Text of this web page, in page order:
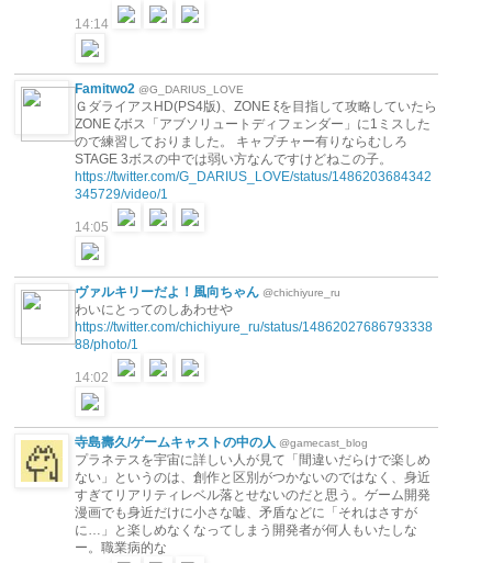
14:14
Famitwo2 @G_DARIUS_LOVE
ＧダライアスHD(PS4版)、ZONE ξを目指して攻略していたら
ZONE ζボス「アブソリュートディフェンダー」に1ミスした
ので練習しておりました。 キャプチャー有りならむしろ
STAGE 3ボスの中では弱い方なんですけどねこの子。
https://twitter.com/G_DARIUS_LOVE/status/1486203684342
345729/video/1
14:05
ヴァルキリーだよ！風向ちゃん @chichiyure_ru
わいにとってのしあわせや
https://twitter.com/chichiyure_ru/status/14862027686793338
88/photo/1
14:02
寺島壽久/ゲームキャストの中の人 @gamecast_blog
プラネテスを宇宙に詳しい人が見て「間違いだらけで楽しめ
ない」というのは、創作と区別がつかないのではなく、身近
すぎてリアリティレベル落とせないのだと思う。ゲーム開発
漫画でも身近だけに小さな嘘、矛盾などに「それはさすが
に…」と楽しめなくなってしまう開発者が何人もいたしな
ー。職業病的な